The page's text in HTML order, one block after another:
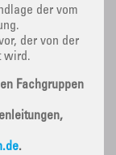
der vom
der von der
wird.
Fachgruppen
.